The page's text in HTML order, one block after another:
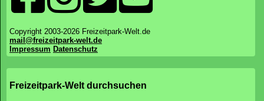
Copyright 2003-2026 Freizeitpark-Welt.de
mail@freizeitpark-welt.de
Impressum Datenschutz
Freizeitpark-Welt durchsuchen